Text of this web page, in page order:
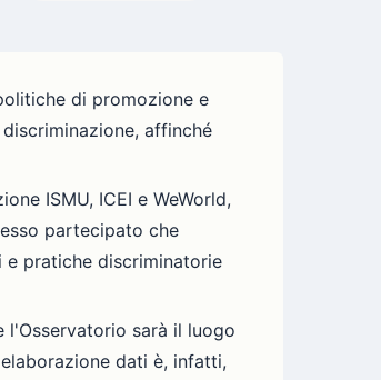
di promozione e
affinché
ISMU, ICEI e WeWorld,
partecipato che
pratiche discriminatorie
sarà il luogo
dati è, infatti,